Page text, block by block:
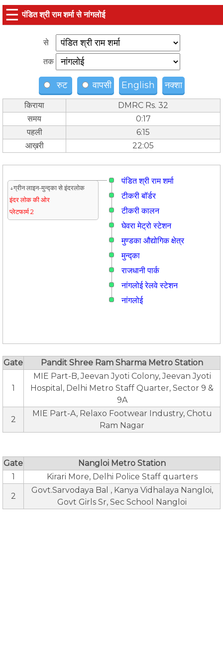
☰ पंडित श्री राम शर्मा से नांगलोई
से
तक
रुट वापसी English नक्शा
किराया
DMRC Rs. 32
समय
0:17
पहली
6:15
आख़री
22:05
पंडित श्री राम शर्मा
↓ग्रीन लाइन-मुन्द्का से इंदरलोक
इंदर लोक की ओर
प्लेटफार्म 2
टीकरी बॉर्डर
टीकरी कालन
घेवरा मेट्रो स्टेशन
मुण्डका औद्योगिक क्षेत्र
मुन्द्का
राजधानी पार्क
नांगलोई रेलवे स्टेशन
नांगलोई
Gate Pandit Shree Ram Sharma Metro Station
1
MIE Part-B, Jeevan Jyoti Colony, Jeevan Jyoti
Hospital, Delhi Metro Staff Quarter, Sector 9 &
9A
2
MIE Part-A, Relaxo Footwear Industry, Chotu
Ram Nagar
Gate
Nangloi Metro Station
1
Kirari More, Delhi Police Staff quarters
2
Govt.Sarvodaya Bal , Kanya Vidhalaya Nangloi,
Govt Girls Sr, Sec School Nangloi